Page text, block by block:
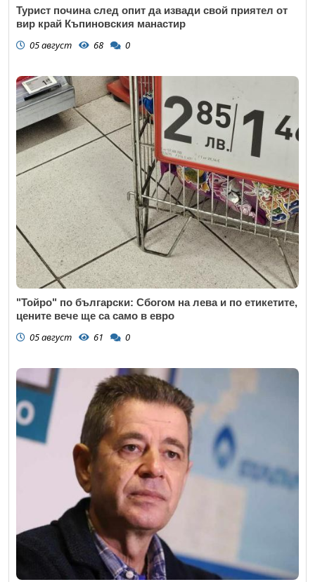
Турист почина след опит да извади свой приятел от
вир край Къпиновския манастир
05 август 68 0
"Тойро" по български: Сбогом на лева и по етикетите,
цените вече ще са само в евро
05 август 61 0